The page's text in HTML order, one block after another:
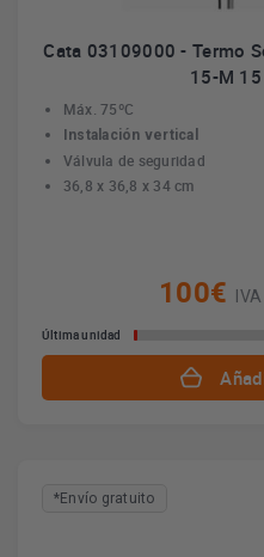
Cata 03109000 - Termo
15-M
Máx. 75ºC
Instalación vertical
Válvula de seguridad
36,8 x 36,8 x 34 cm
100€
Última unidad
*Envío gratuito